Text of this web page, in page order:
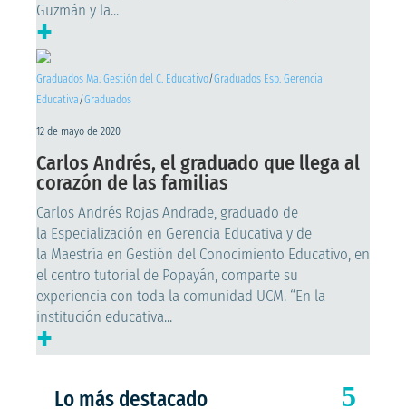
Guzmán y la...
+
Graduados Ma. Gestión del C. Educativo/Graduados Esp. Gerencia
Educativa/Graduados
12 de mayo de 2020
Carlos Andrés, el graduado que llega al
corazón de las familias
Carlos Andrés Rojas Andrade, graduado de
la Especialización en Gerencia Educativa y de
la Maestría en Gestión del Conocimiento Educativo, en
el centro tutorial de Popayán, comparte su
experiencia con toda la comunidad UCM. “En la
institución educativa...
+
Lo más destacado